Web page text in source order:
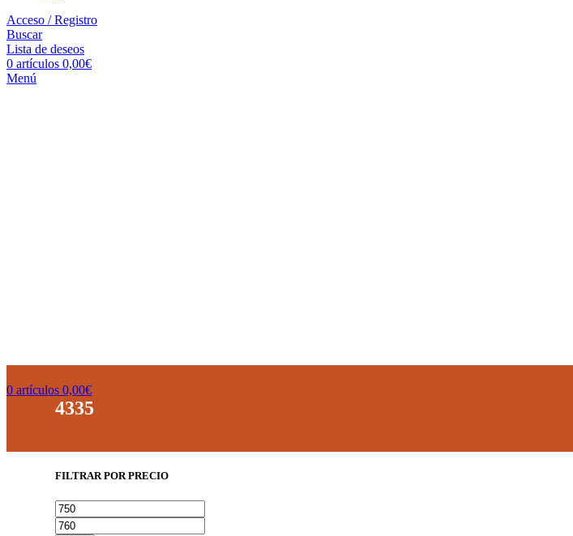
Acceso / Registro
Buscar
Lista de deseos
0 artículos 0,00€
Menú
0 artículos 0,00€
4335
FILTRAR POR PRECIO
Precio
mínimo
máximo